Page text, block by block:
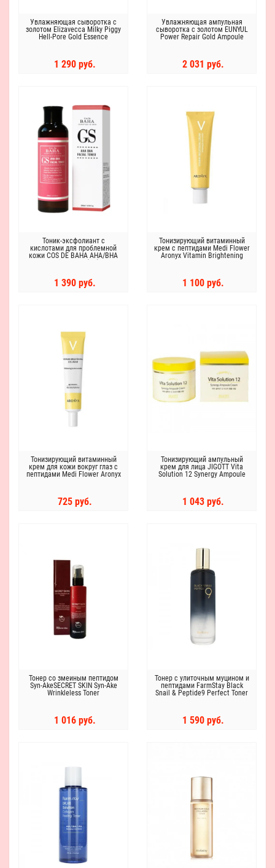
Увлажняющая сыворотка с
золотом Elizavecca Milky Piggy
Hell-Pore Gold Essence
1 290 руб.
Увлажняющая ампульная
сыворотка с золотом EUNYUL
Power Repair Gold Ampoule
2 031 руб.
Тоник-эксфолиант с
кислотами для проблемной
кожи COS DE BAHA AHA/BHA
Facial Toner (GS)
1 390 руб.
Тонизирующий витаминный
крем с пептидами Medi Flower
Aronyx Vitamin Brightening
1 100 руб.
Тонизирующий витаминный
крем для кожи вокруг глаз с
пептидами Medi Flower Aronyx
Vitamin Brightening Eye Cream
725 руб.
Тонизирующий ампульный
крем для лица JIGOTT Vita
Solution 12 Synergy Ampoule
1 043 руб.
Тонер со змеиным пептидом
Syn-AkeSECRET SKIN Syn-Ake
Wrinkleless Toner
1 016 руб.
Тонер с улиточным муцином и
пептидами FarmStay Black
Snail & Peptide9 Perfect Toner
1 590 руб.